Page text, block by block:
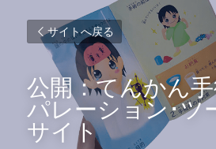
サイトへ戻る
公開：てんかん
パレーション･ツ
サイト